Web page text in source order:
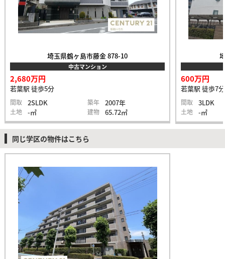
埼玉県鶴ヶ島市藤金 878-10
中古マンション
2,680万円
若葉駅 徒歩5分
間取 2SLDK 築年 2007年
土地 -㎡ 建物 65.72㎡
600万円
若葉駅 徒歩7分
間取 3LDK
土地 -㎡
同じ学区の物件はこちら